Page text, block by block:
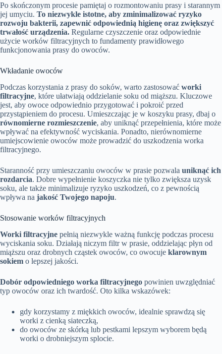
Po skończonym procesie pamiętaj o rozmontowaniu prasy i starannym
jej umyciu. To niezwykle istotne, aby zminimalizować ryzyko
rozwoju bakterii, zapewnić odpowiednią higienę oraz zwiększyć
trwałość urządzenia. Regularne czyszczenie oraz odpowiednie
użycie worków filtracyjnych to fundamenty prawidłowego
funkcjonowania prasy do owoców.
Wkładanie owoców
Podczas korzystania z prasy do soków, warto zastosować worki
filtracyjne, które ułatwiają oddzielanie soku od miąższu. Kluczowe
jest, aby owoce odpowiednio przygotować i pokroić przed
przystąpieniem do procesu. Umieszczając je w koszyku prasy, dbaj o
równomierne rozmieszczenie, aby uniknąć przepełnienia, które może
wpływać na efektywność wyciskania. Ponadto, nierównomierne
umiejscowienie owoców może prowadzić do uszkodzenia worka
filtracyjnego.
Staranność przy umieszczaniu owoców w prasie pozwala uniknąć ich
rozdarcia. Dobre wypełnienie koszyczka nie tylko zwiększa uzysk
soku, ale także minimalizuje ryzyko uszkodzeń, co z pewnością
wpływa na jakość Twojego napoju.
Stosowanie worków filtracyjnych
Worki filtracyjne pełnią niezwykle ważną funkcję podczas procesu
wyciskania soku. Działają niczym filtr w prasie, oddzielając płyn od
miąższu oraz drobnych cząstek owoców, co owocuje klarownym
sokiem o lepszej jakości.
Dobór odpowiedniego worka filtracyjnego powinien uwzględniać
typ owoców oraz ich twardość. Oto kilka wskazówek:
gdy korzystamy z miękkich owoców, idealnie sprawdzą się
worki z cienką siateczką,
do owoców ze skórką lub pestkami lepszym wyborem będą
worki o drobniejszym splocie.